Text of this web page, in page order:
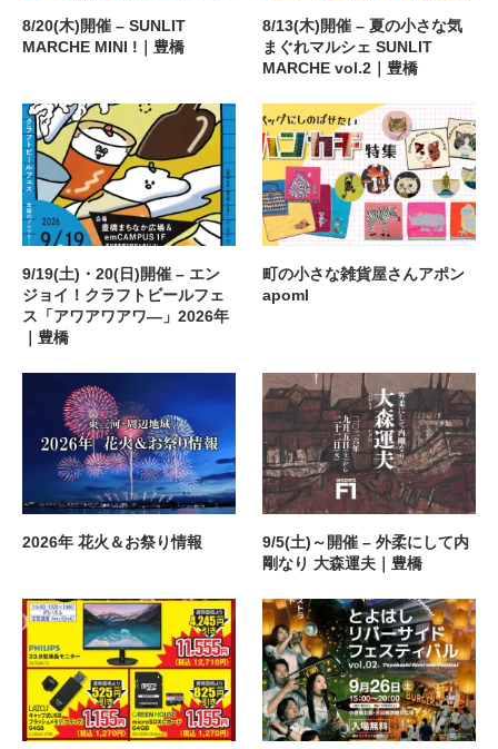
8/20(木)開催 – SUNLIT
MARCHE MINI !｜豊橋
8/13(木)開催 – 夏の小さな気
まぐれマルシェ SUNLIT
MARCHE vol.2｜豊橋
9/19(土)・20(日)開催 – エン
ジョイ！クラフトビールフェ
ス「アワアワアワ―」2026年
｜豊橋
町の小さな雑貨屋さんアポン
apoml
2026年 花火＆お祭り情報
9/5(土)～開催 – 外柔にして内
剛なり 大森運夫｜豊橋